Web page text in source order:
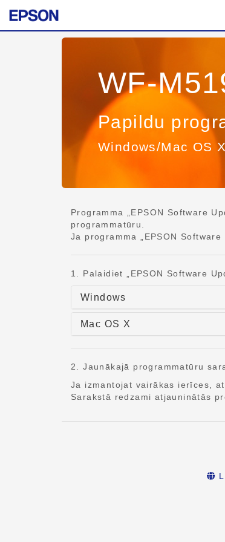
WF-
Papildu
Windows/Mac OS X
Programma „EPSON Software
programmatūru.
Ja programma „EPSON
1. Palaidiet „EPSON Software
Windows
Mac OS X
2. Jaunākajā programmatūru
Ja izmantojat vairākas ierīces,
Sarakstā redzami atjauninātās